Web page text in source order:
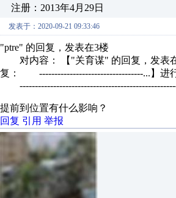
注册：2013年4月29日
发表于：2020-09-21 09:33:46
"ptre" 的回复，发表在3楼
对内容： 【"关育谋" 的回复，发表
复： ----------------------------------...】进
提前到位置有什么影响？
回复 引用 举报